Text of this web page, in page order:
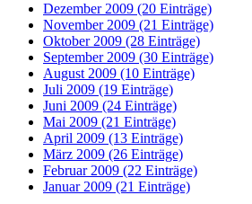
Dezember 2009 (20 Einträge)
November 2009 (21 Einträge)
Oktober 2009 (28 Einträge)
September 2009 (30 Einträge)
August 2009 (10 Einträge)
Juli 2009 (19 Einträge)
Juni 2009 (24 Einträge)
Mai 2009 (21 Einträge)
April 2009 (13 Einträge)
März 2009 (26 Einträge)
Februar 2009 (22 Einträge)
Januar 2009 (21 Einträge)